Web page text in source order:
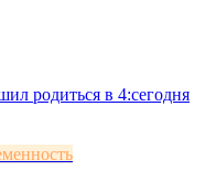
родиться в 4:сегодня